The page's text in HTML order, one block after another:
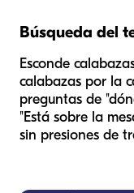
Búsqueda del
Esconde
calabazas por la
preguntas de
"Está sobre la
sin presiones de